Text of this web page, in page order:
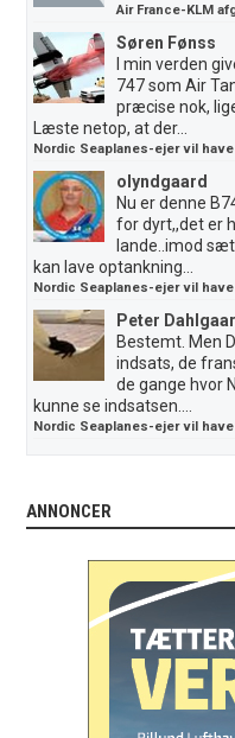
Air France-KLM
Søren Fønss
I min verden
747 som Air
præcise nok,
Læste netop, at der...
Nordic Seaplanes-ejer vil
olyndgaard
Nu er denne
for dyrt,,det er
lande..imod
kan lave optankning...
Nordic Seaplanes-ejer vil
Peter
Bestemt. Men
indsats, de
de gange hvor
kunne se indsatsen....
Nordic Seaplanes-ejer vil
ANNONCER